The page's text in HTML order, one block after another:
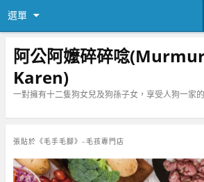
選單
阿公阿嬤碎碎唸
Karen)
一對擁有十二隻狗女兒及狗孫子女，享受人狗一家
張貼於 《毛手毛腳》–毛孩專門店